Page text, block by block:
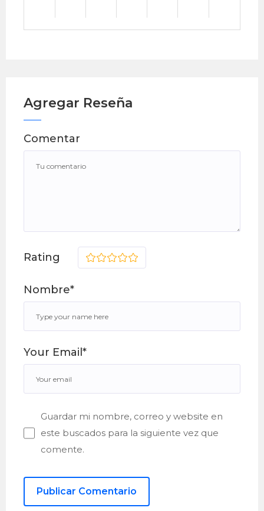
Agregar Reseña
Comentar
Rating 5
4
3
2
Nombre*
Your Email*
Guardar mi nombre, correo y website en
este buscados para la siguiente vez que
comente.